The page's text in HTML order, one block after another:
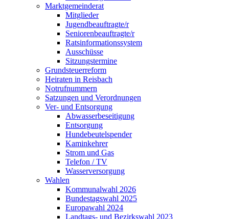
Marktgemeinderat
Mitglieder
Jugendbeauftragte/r
Seniorenbeauftragte/r
Ratsinformationssystem
Ausschüsse
Sitzungstermine
Grundsteuerreform
Heiraten in Reisbach
Notrufnummern
Satzungen und Verordnungen
Ver- und Entsorgung
Abwasserbeseitigung
Entsorgung
Hundebeutelspender
Kaminkehrer
Strom und Gas
Telefon / TV
Wasserversorgung
Wahlen
Kommunalwahl 2026
Bundestagswahl 2025
Europawahl 2024
Landtags- und Bezirkswahl 2023